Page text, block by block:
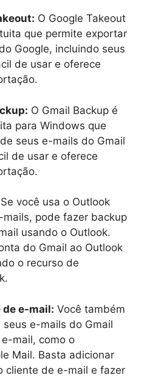
O Google Takeout
que permite exportar
Google, incluindo seus
de usar e oferece
O Gmail Backup é
para Windows que
seus e-mails do Gmail
de usar e oferece
Se você usa o Outlook
pode fazer backup
usando o Outlook.
do Gmail ao Outlook
o recurso de
de e-mail: Você também
e-mails do Gmail
mail, como o
Mail. Basta adicionar
cliente de e-mail e fazer